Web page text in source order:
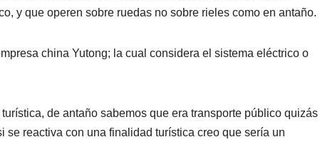
y que operen sobre ruedas no sobre rieles como en antaño.
china Yutong; la cual considera el sistema eléctrico o
de antaño sabemos que era transporte público quizás
reactiva con una finalidad turística creo que sería un